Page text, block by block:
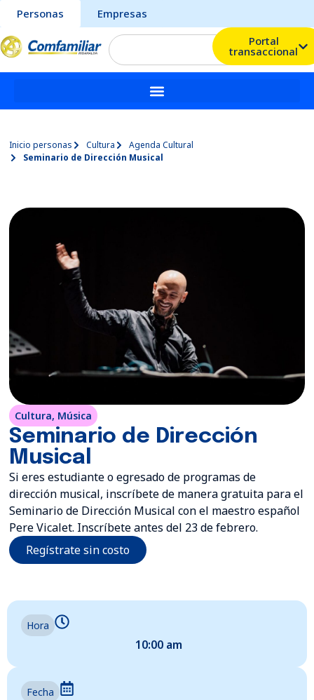
Personas
Empresas
Portal
transaccional
Inicio personas Cultura
Agenda Cultural
Seminario de Dirección Musical
Cultura, Música
Seminario de Dirección
Musical
Si eres estudiante o egresado de programas de
dirección musical, inscríbete de manera gratuita para el
Seminario de Dirección Musical con el maestro español
Pere Vicalet. Inscríbete antes del 23 de febrero.
Regístrate sin costo
Hora
10:00 am
Fecha